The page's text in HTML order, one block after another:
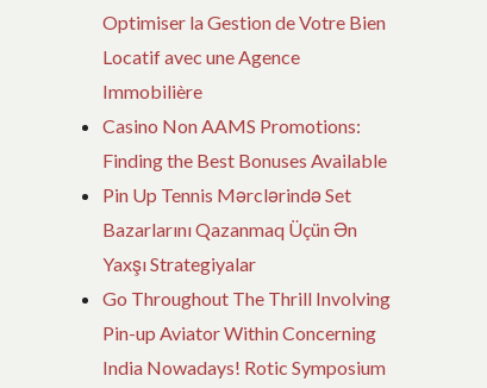
Optimiser la Gestion de Votre Bien
Locatif avec une Agence
Immobilière
Casino Non AAMS Promotions:
Finding the Best Bonuses Available
Pin Up Tennis Mərclərində Set
Bazarlarını Qazanmaq Üçün Ən
Yaxşı Strategiyalar
Go Throughout The Thrill Involving
Pin-up Aviator Within Concerning
India Nowadays! Rotic Symposium